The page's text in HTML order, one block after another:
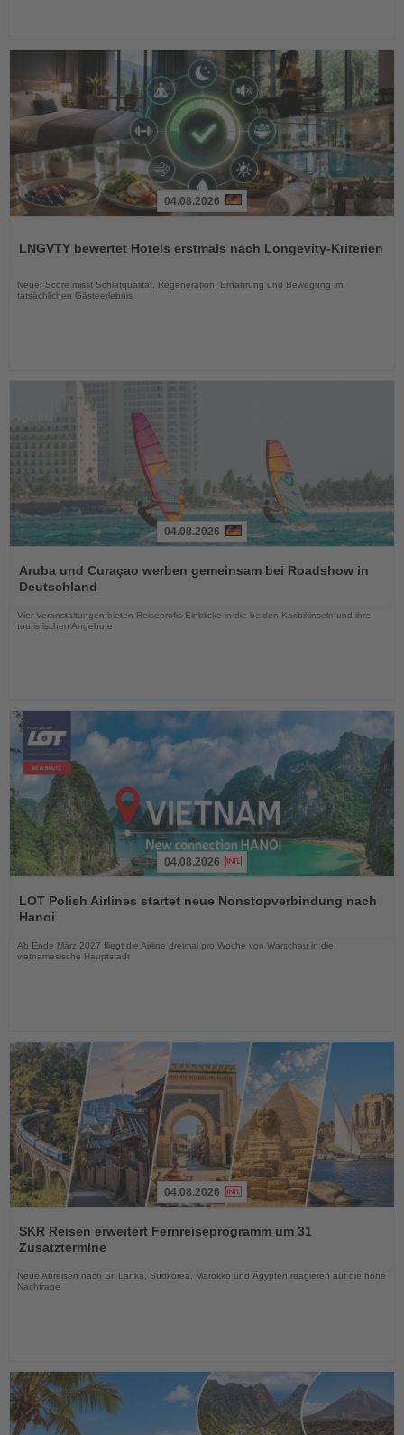
die
04.08.2026
LNGVTY bewertet Hotels erstmals nach Longevity-Kriterien
Neuer Score misst Schlafqualität, Regeneration, Ernährung und Bewegung im
tatsächlichen Gästeerlebnis
Sie
die
04.08.2026
Aruba und Curaçao werben gemeinsam bei Roadshow in
Deutschland
Vier Veranstaltungen bieten Reiseprofis Einblicke in die beiden Karibikinseln und ihre
touristischen Angebote
Sie
die
04.08.2026
LOT Polish Airlines startet neue Nonstopverbindung nach
Hanoi
Ab Ende März 2027 fliegt die Airline dreimal pro Woche von Warschau in die
vietnamesische Hauptstadt
Sie
die
04.08.2026
SKR Reisen erweitert Fernreiseprogramm um 31
Zusatztermine
Neue Abreisen nach Sri Lanka, Südkorea, Marokko und Ägypten reagieren auf die hohe
Nachfrage